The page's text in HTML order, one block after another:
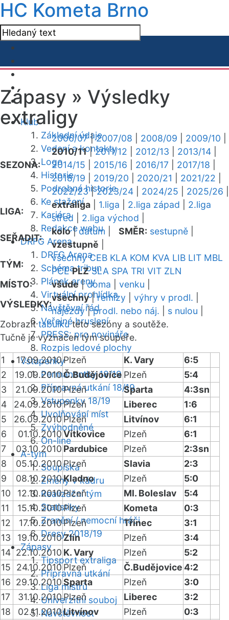
HC Kometa Brno
Klub
Základní údaje
Vedení a kontakty
Logo
Historie
Podrobná historie
Ke stažení
Kariéra
Redakce webu
DRFG Arena
DRFG Arena
Schéma tribun
Plánek areny
Virtuální prohlídka
Návštěvní řád
Veřejné bruslení
PRESS: pro novináře
Rozpis ledové plochy
Vstupenky
Permanentky 18/19
Přípravná utkání 18/19
Vstupenky 18/19
Uvolňování míst
Zvýhodněné
On-line
A-tým
Soupiska
Změny v kádru
Realizační tým
Statistiky
Zranění / nemocní hráči
Dresy 2018/19
Zápasy
Tipsport extraliga
Přípravná utkání
Liga mistrů
Univerzitní souboj
Návštěvnost
Zápasy » Výsledky
extraligy
SEZONA:
2006/07|2007/08 2008/09 2009/10
2010/11|2011/12 2012/13 2013/14
2014/15
2015/16 2016/17 2017/18
2018/19
2019/20 2020/21 2021/22
2022/23|2023/24 2024/25 2025/26
LIGA:
extraliga 1.liga 2.liga západ
2.liga
střed
2.liga východ
SEŘADIT:
kolo|datum SMĚR: sestupně
vzestupně
TÝM:
všechny CEB KLA KOM KVA LIB LIT MBL
PCE PLZ SLA SPA TRI VIT ZLN
MÍSTO:
všude|doma venku
VÝSLEDKY:
všechny|remízy výhry v prodl.
nájezdy|prodl. nebo náj. s nulou
Zobrazittabulkutéto sezóny a soutěže.
Tučně je vyznačen tým soupeře.
1 17.09.2010Plzeň K. Vary
6:5
2
19.09.2010Č.Budějovice Plzeň
5:4
3
21.09.2010Plzeň Sparta
4:3sn
4
24.09.2010Plzeň Liberec
1:6
5
26.09.2010Plzeň Litvínov
6:1
6
01.10.2010Vítkovice Plzeň
6:1
7
03.10.2010 Pardubice Plzeň
2:3sn
8
05.10.2010Plzeň Slavia
2:3
9
08.10.2010Kladno Plzeň
5:0
10
12.10.2010Plzeň Ml. Boleslav
5:4
11
15.10.2010Plzeň Kometa
0:3
12
17.10.2010Plzeň Třinec
3:1
13
19.10.2010Zlín Plzeň
3:4
14 22.10.2010 K. Vary Plzeň
5:2
15
24.10.2010Plzeň Č.Budějovice4:2
16 29.10.2010Sparta Plzeň
3:0
17
31.10.2010Plzeň Liberec
3:2
18
02.11.2010Litvínov Plzeň
0:3